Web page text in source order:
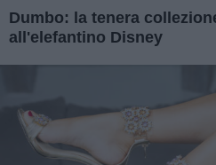
Dumbo: la tenera
all'elefantino Disney